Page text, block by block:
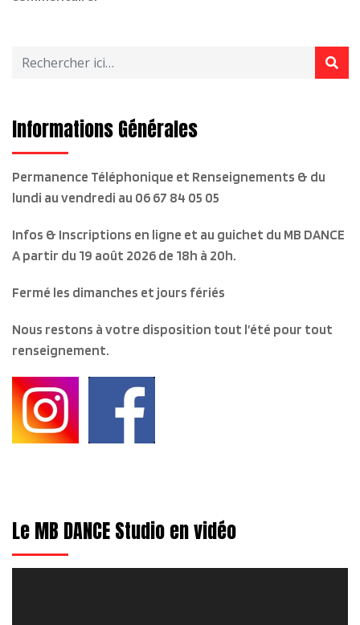
Informations Générales
Permanence Téléphonique et Renseignements & du
lundi au vendredi au 06 67 84 05 05
Infos & Inscriptions en ligne et au guichet du MB DANCE
A partir du 19 août 2026 de 18h à 20h.
Fermé les dimanches et jours fériés
Nous restons à votre disposition tout l’été pour tout
renseignement.
Le MB DANCE Studio en vidéo